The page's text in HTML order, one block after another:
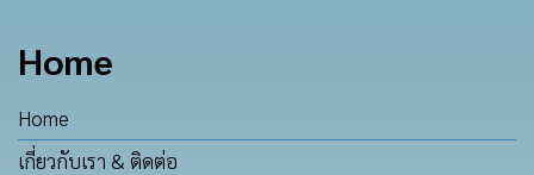
Home
Home
เกี่ยวกับเรา & ติดต่อ